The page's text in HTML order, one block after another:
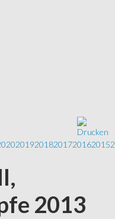
20192018201720162015
2013